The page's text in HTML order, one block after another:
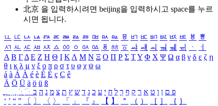
北京 을 입력하시려면 beijing을 입력하시고 space를 누르
시면 됩니다.
ㅥ ㅦ ㅧ ㅨ ㅩ ㅪ ㅫ ㅬ ㅭ ㅮ ㅯ ㅰ ㅱ ㅲ ㅳ ㅴ ㅵ ㅶ ㅷ ㅸ
ㅹ
ㅺ ㅻ ㅼ ㅽ ㅾ ㅿ ㆀ ㆁ ㆂ ㆃ ㆄ ㆅ ㆆ ㆇ ㆈ ㆉ ㆊ ㆋ ㆌ ㆍ
ㆎ
Α Β ΓΔ Ε Ζ Η Θ Ι ΚΛ Μ Ν Ξ Ο Π Ρ Σ ΤΥ Φ Χ Ψ Ω α β γ δ ε ζ η
θ ι κ λ μ ν ξ ο π ρ σ τ υ φ χ ψ ω
á à Á À é è É È ç Ç ê
Ä Ö Ü ä ö ü ß
ִֶֹ ֻּ ׁׂ פ ם ן ו ט א ר ק ף ך ל ח י ע כ ג ד ש ץ ת צ מ נ ה ב
‘ ’ “ ” 〔 〕 〈 〉 「 」 『 』 【 】 ＂ （ ） ［ ］ ｛ ｝